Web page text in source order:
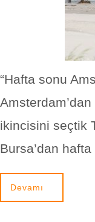
“Hafta sonu
ikincisini seçtik
Bursa’dan
Devamı